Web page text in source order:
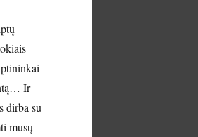
Ir
dirba su
mūsų